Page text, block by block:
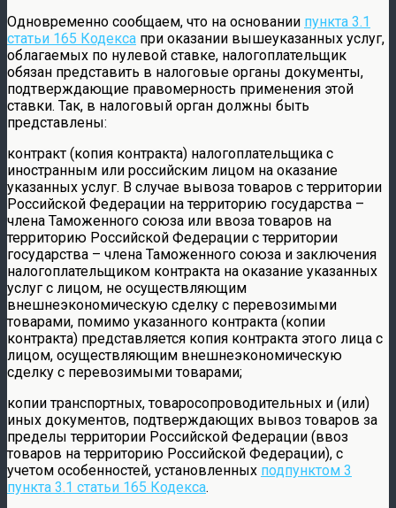
Одновременно сообщаем, что на основании пункта 3.1
статьи 165 Кодекса при оказании вышеуказанных услуг,
облагаемых по нулевой ставке, налогоплательщик
обязан представить в налоговые органы документы,
подтверждающие правомерность применения этой
ставки. Так, в налоговый орган должны быть
представлены:
контракт (копия контракта) налогоплательщика с
иностранным или российским лицом на оказание
указанных услуг. В случае вывоза товаров с территории
Российской Федерации на территорию государства –
члена Таможенного союза или ввоза товаров на
территорию Российской Федерации с территории
государства – члена Таможенного союза и заключения
налогоплательщиком контракта на оказание указанных
услуг с лицом, не осуществляющим
внешнеэкономическую сделку с перевозимыми
товарами, помимо указанного контракта (копии
контракта) представляется копия контракта этого лица с
лицом, осуществляющим внешнеэкономическую
сделку с перевозимыми товарами;
копии транспортных, товаросопроводительных и (или)
иных документов, подтверждающих вывоз товаров за
пределы территории Российской Федерации (ввоз
товаров на территорию Российской Федерации), с
учетом особенностей, установленных подпунктом 3
пункта 3.1 статьи 165 Кодекса.